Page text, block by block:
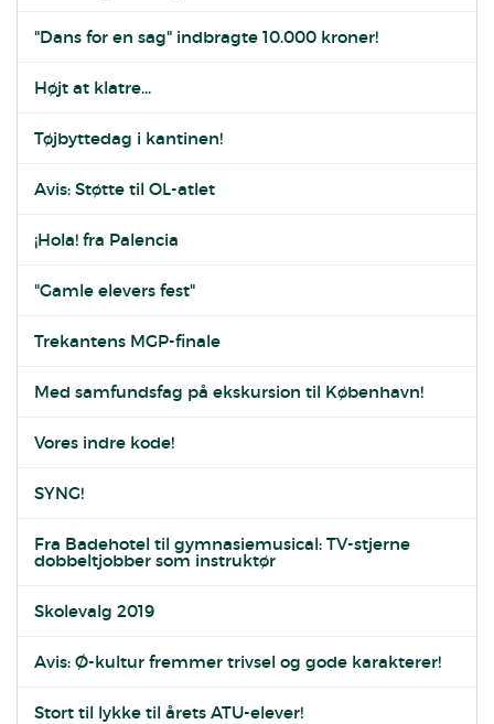
"Dans for en sag" indbragte 10.000 kroner!
Højt at klatre...
Tøjbyttedag i kantinen!
Avis: Støtte til OL-atlet
¡Hola! fra Palencia
"Gamle elevers fest"
Trekantens MGP-finale
Med samfundsfag på ekskursion til København!
Vores indre kode!
SYNG!
Fra Badehotel til gymnasiemusical: TV-stjerne
dobbeltjobber som instruktør
Skolevalg 2019
Avis: Ø-kultur fremmer trivsel og gode karakterer!
Stort til lykke til årets ATU-elever!